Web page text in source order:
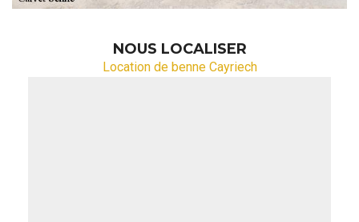
NOUS LOCALISER
Location de benne Cayriech